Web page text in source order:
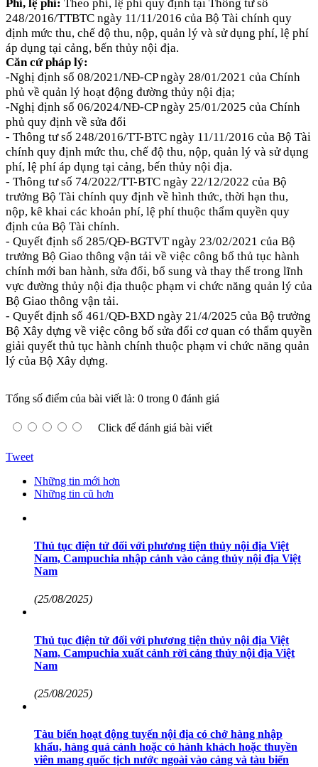
Phí, lệ phí: Theo phí, lệ phí quy định tại Thông tư số
248/2016/TTBTC ngày 11/11/2016 của Bộ Tài chính quy
định mức thu, chế độ thu, nộp, quản lý và sử dụng phí, lệ phí
áp dụng tại cảng, bến thủy nội địa.
Căn cứ pháp lý:
-Nghị định số 08/2021/NĐ-CP ngày 28/01/2021 của Chính
phủ về quản lý hoạt động đường thủy nội địa;
-Nghị định số 06/2024/NĐ-CP ngày 25/01/2025 của Chính
phủ quy định về sửa đổi
- Thông tư số 248/2016/TT-BTC ngày 11/11/2016 của Bộ Tài
chính quy định mức thu, chế độ thu, nộp, quản lý và sử dụng
phí, lệ phí áp dụng tại cảng, bến thủy nội địa.
- Thông tư số 74/2022/TT-BTC ngày 22/12/2022 của Bộ
trưởng Bộ Tài chính quy định về hình thức, thời hạn thu,
nộp, kê khai các khoản phí, lệ phí thuộc thẩm quyền quy
định của Bộ Tài chính.
- Quyết định số 285/QĐ-BGTVT ngày 23/02/2021 của Bộ
trưởng Bộ Giao thông vận tải về việc công bố thủ tục hành
chính mới ban hành, sửa đổi, bổ sung và thay thế trong lĩnh
vực đường thủy nội địa thuộc phạm vi chức năng quản lý của
Bộ Giao thông vận tải.
- Quyết định số 461/QĐ-BXD ngày 21/4/2025 của Bộ trưởng
Bộ Xây dựng về việc công bố sửa đổi cơ quan có thẩm quyền
giải quyết thủ tục hành chính thuộc phạm vi chức năng quản
lý của Bộ Xây dựng.
Tổng số điểm của bài viết là: 0 trong 0 đánh giá
Click để đánh giá bài viết
Tweet
Những tin mới hơn
Những tin cũ hơn
Thủ tục điện tử đối với phương tiện thủy nội địa Việt
Nam, Campuchia nhập cảnh vào cảng thủy nội địa Việt
Nam
(25/08/2025)
Thủ tục điện tử đối với phương tiện thủy nội địa Việt
Nam, Campuchia xuất cảnh rời cảng thủy nội địa Việt
Nam
(25/08/2025)
Tàu biển hoạt động tuyến nội địa có chở hàng nhập
khẩu, hàng quá cảnh hoặc có hành khách hoặc thuyền
viên mang quốc tịch nước ngoài vào cảng và tàu biển